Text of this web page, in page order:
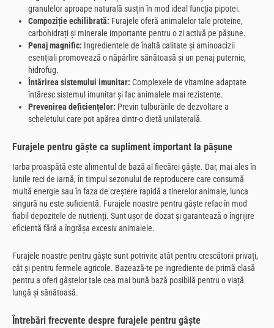
granulelor aproape naturală susțin în mod ideal funcția pipotei.
Compoziție echilibrată: Furajele oferă animalelor tale proteine,
carbohidrați și minerale importante pentru o zi activă pe pășune.
Penaj magnific: Ingredientele de înaltă calitate și aminoacizii
esențiali promovează o năpârlire sănătoasă și un penaj puternic,
hidrofug.
Întărirea sistemului imunitar: Complexele de vitamine adaptate
întăresc sistemul imunitar și fac animalele mai rezistente.
Prevenirea deficiențelor: Previn tulburările de dezvoltare a
scheletului care pot apărea dintr-o dietă unilaterală.
Furajele pentru gâște ca supliment important la pășune
Iarba proaspătă este alimentul de bază al fiecărei gâște. Dar, mai ales în
lunile reci de iarnă, în timpul sezonului de reproducere care consumă
multă energie sau în faza de creștere rapidă a tinerelor animale, lunca
singură nu este suficientă. Furajele noastre pentru gâște refac în mod
fiabil depozitele de nutrienți. Sunt ușor de dozat și garantează o îngrijire
eficientă fără a îngrășa excesiv animalele.
Furajele noastre pentru gâște sunt potrivite atât pentru crescătorii privați,
cât și pentru fermele agricole. Bazează-te pe ingrediente de primă clasă
pentru a oferi gâștelor tale cea mai bună bază posibilă pentru o viață
lungă și sănătoasă.
Întrebări frecvente despre furajele pentru gâște